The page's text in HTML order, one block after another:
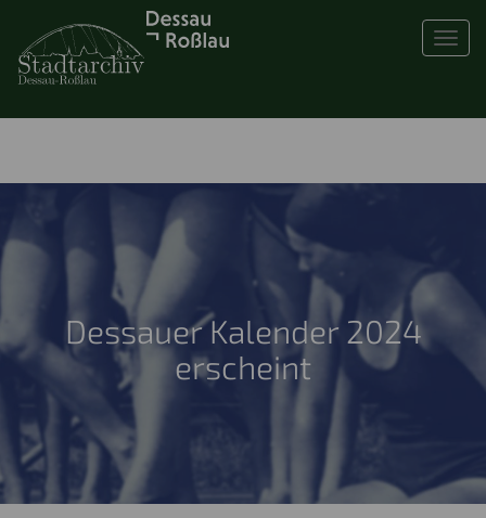
Dessauer Kalender 2024
erscheint